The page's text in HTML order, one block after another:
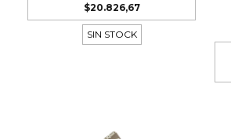
$20.826,67
SIN STOCK